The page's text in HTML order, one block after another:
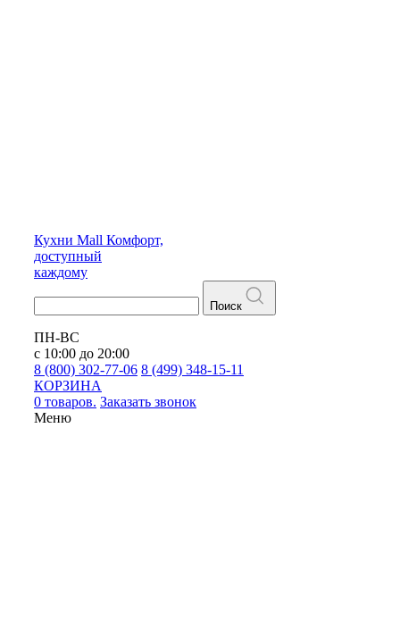
Кухни Mall Комфорт,
доступный
каждому
Поиск
ПН-ВС
с 10:00 до 20:00
8 (800) 302-77-06 8 (499) 348-15-11
КОРЗИНА
0 товаров. Заказать звонок
Меню